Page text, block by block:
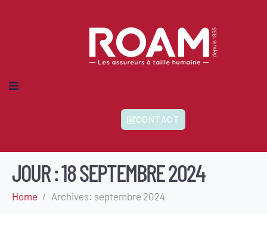
CONTACT
JOUR :18 SEPTEMBRE 2024
Home Archives: septembre 2024